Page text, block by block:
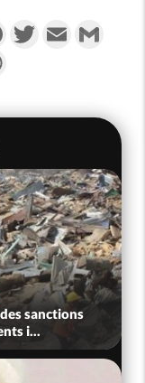
FacebookTwitterEmail
sanctions
i...